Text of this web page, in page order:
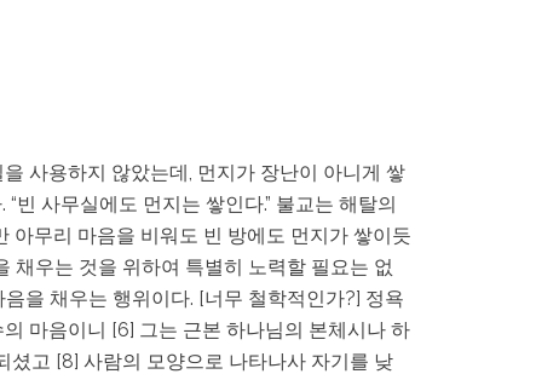
사용하지 않았는데, 먼지가 장난이 아니게 쌓
빈 사무실에도 먼지는 쌓인다.” 불교는 해탈의
아무리 마음을 비워도 빈 방에도 먼지가 쌓이듯
채우는 것을 위하여 특별히 노력할 필요는 없
을 채우는 행위이다. [너무 철학적인가?] 정욕
마음이니 [6] 그는 근본 하나님의 본체시나 하
셨고 [8] 사람의 모양으로 나타나사 자기를 낮